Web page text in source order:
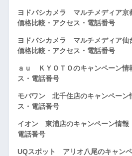
ヨドバシカメラ マルチメディア京
価格比較・アクセス・電話番号
ヨドバシカメラ マルチメディア仙
価格比較・アクセス・電話番号
ａｕ ＫＹＯＴＯのキャンペーン情
ス・電話番号
モバワン 北千住店のキャンペーン
ス・電話番号
イオン 東浦店のキャンペーン情報
電話番号
UQスポット アリオ八尾のキャンペ